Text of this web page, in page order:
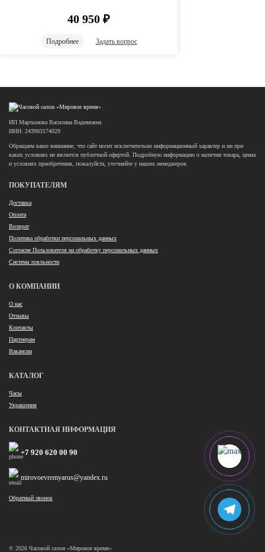
40 950 ₽
Подробнее Задать вопрос
ИП Мартынова Василина Вадимовна
ИНН: 243903174029
Обращаем ваше внимание, что сайт носит исключительно информационный характер и ни при
каких условиях не является публичной офертой. Подробную информацию о наличии товара, ценах
и условиях приобретения, пожалуйста, уточняйте у наших менеджеров.
ПОКУПАТЕЛЯМ
Доставка
Оплата
Возврат
Политика обработки персональных данных
Согласие Пользователя на обработку персональных данных
Система лояльности
О КОМПАНИИ
О нас
Отзывы
Контакты
Партнерам
Вакансии
КАТАЛОГ
Часы
Украшения
КОНТАКТНАЯ ИНФОРМАЦИЯ
+7 920 620 00 90
mirovoevremyarus@yandex.ru
Обратный звонок
© 2026 Часовой салон «Мировое время»